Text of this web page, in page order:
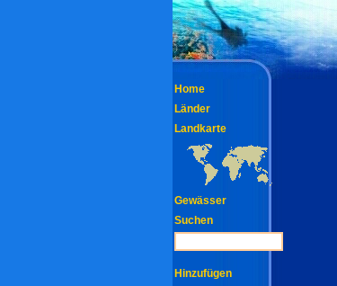
Home
Länder
Landkarte
Gewässer
Suchen
Hinzufügen